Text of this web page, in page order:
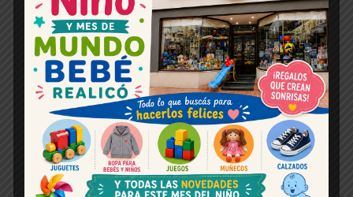
Espacio publicitario